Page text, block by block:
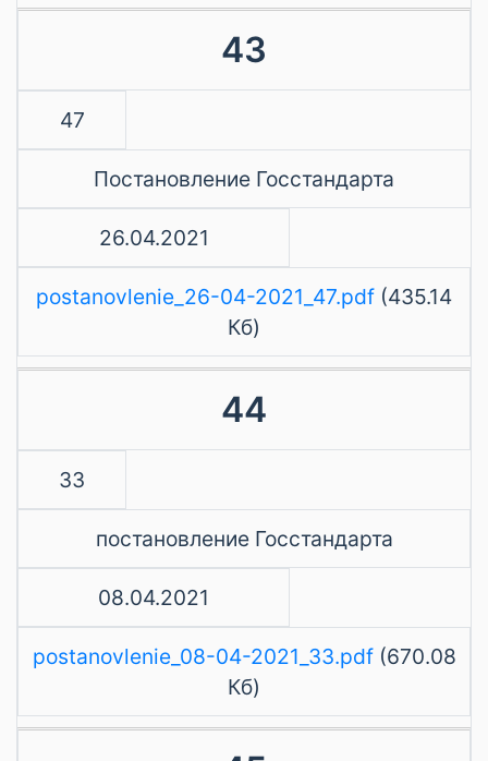
43
47
Постановление Госстандарта
26.04.2021
postanovlenie_26-04-2021_47.pdf (435.14
Кб)
44
33
постановление Госстандарта
08.04.2021
postanovlenie_08-04-2021_33.pdf(670.08
Кб)